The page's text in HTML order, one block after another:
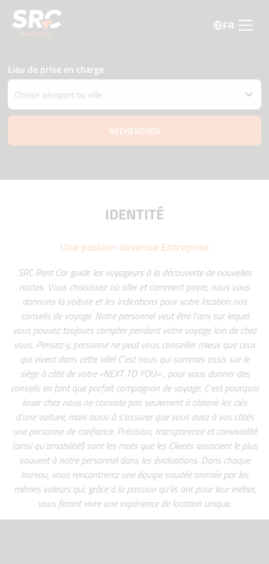
FR
Lieu de prise en charge
Restituer la voiture à un autre endroit
Date et heure de retrait et livraison
Code promo
IDENTITÉ
Une passion devenue Entreprise
SRC Rent Car guide les voyageurs à la découverte de nouvelles
routes. Vous choisissez où aller et comment payer, nous vous
donnons la voiture et les indications pour votre location nos
conseils de voyage. Notre personnel veut être l’ami sur lequel
vous pouvez toujours compter pendant votre voyage loin de chez
vous. Pensez-y, personne ne peut vous conseiller mieux que ceux
qui vivent dans cette ville! C’est nous qui sommes assis sur le
siège à côté de votre «NEXT TO YOU» , pour vous donner des
conseils en tant que parfait compagnon de voyage. C’est pourquoi
louer chez nous ne consiste pas seulement à obtenir les clés
d’une voiture, mais aussi à s’assurer que vous avez à vos côtés
une personne de confiance. Précision, transparence et convivialité
(ainsi qu’amabilité!) sont les mots que les Clients associent le plus
souvent à notre personnel dans les évaluations. Dans chaque
bureau, vous rencontrerez une équipe soudée animée par les
mêmes valeurs qui, grâce à la passion qu’ils ont pour leur métier,
vous feront vivre une expérience de location unique.